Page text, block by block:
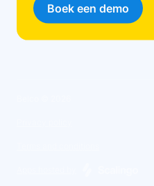
Boek een demo